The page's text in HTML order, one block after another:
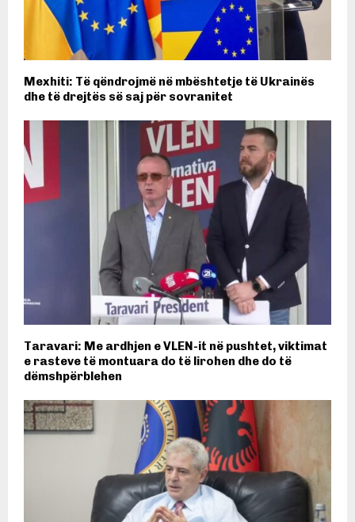
Mexhiti: Të qëndrojmë në mbështetje të Ukrainës
dhe të drejtës së saj për sovranitet
Taravari: Me ardhjen e VLEN-it në pushtet, viktimat
e rasteve të montuara do të lirohen dhe do të
dëmshpërblehen